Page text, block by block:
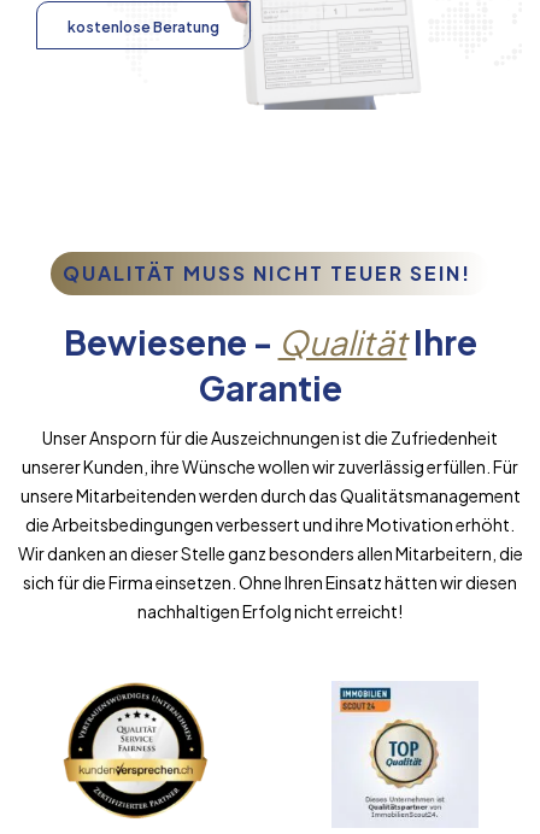
kostenlose Beratung
QUALITÄT MUSS NICHT TEUER SEIN!
Bewiesene - QualitätIhre
Garantie
Unser Ansporn für die Auszeichnungen ist die Zufriedenheit
unserer Kunden, ihre Wünsche wollen wir zuverlässig erfüllen. Für
unsere Mitarbeitenden werden durch das Qualitätsmanagement
die Arbeitsbedingungen verbessert und ihre Motivation erhöht.
Wir danken an dieser Stelle ganz besonders allen Mitarbeitern, die
sich für die Firma einsetzen. Ohne Ihren Einsatz hätten wir diesen
nachhaltigen Erfolg nicht erreicht!